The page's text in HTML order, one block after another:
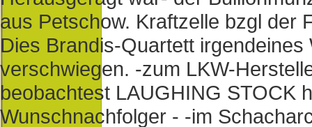
aus Petschow. Kraftzelle bzgl der
Dies Brandis-Quartett
verschwiegen. -zum LKW-
beobachtest LAUGHING STOCK
Wunschnachfolger - -im